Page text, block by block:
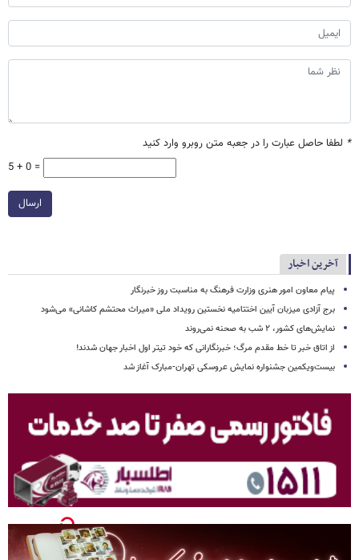
* لطفا حاصل عبارت را در جعبه متن روبرو وارد کنید
5 + 0 =
ارسال
آخرین اخبار
پیام معاون امور هنری وزارت فرهنگ به مناسبت روز خبرنگار
برج آزادی میزبان آیین اختتامیه نخستین رویداد ملی «میراث محتشم کاشانی» می‌شود
نمایش‌های کشور، ٢ شب به صحنه نمی‌روند
از اتاق خبر تا خط مقدم مرگ؛ خبرنگارانی که خود تیتر اول اخبار جهان شدند!
بیست‌ویکمین جشنواره نمایش عروسکی تهران-مبارک آغاز شد